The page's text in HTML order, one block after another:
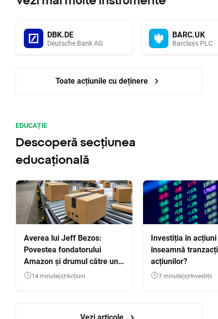
DBK.DE
Deutsche Bank AG
BARC.UK
Barclays PLC
Toate acțiunile cu deținere
EDUCAȚIE
Descoperă secțiunea
educațională
Averea lui Jeff Bezos:
Povestea fondatorului
Amazon și drumul către una
dintre cele mai mari averi
14 minute(s) Acțiuni
Investiția în
înseamnă
acțiunilor?
7 minute(s) Investiții